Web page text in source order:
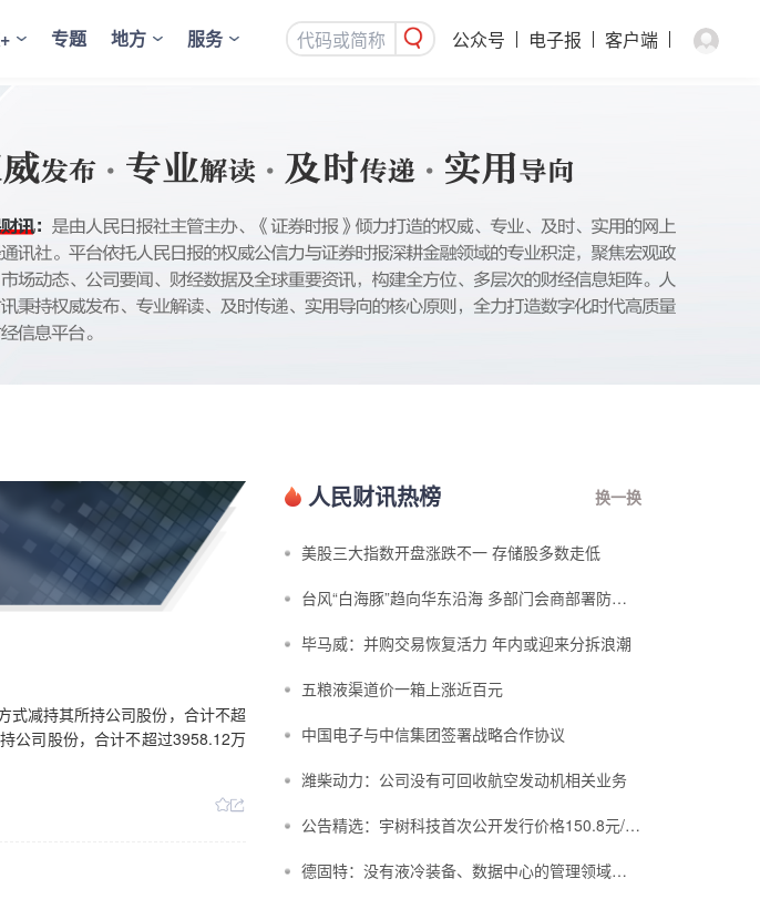
专题 地方 服务 公众号 电子报 客户端
式减持其所持公司股份，合计不超
公司股份，合计不超过3958.12万
人民财讯热榜 换一换
美股三大指数开盘涨跌不一 存储股多数走低
台风“白海豚”趋向华东沿海 多部门会商部署防汛防台风工作
毕马威：并购交易恢复活力 年内或迎来分拆浪潮
五粮液渠道价一箱上涨近百元
中国电子与中信集团签署战略合作协议
潍柴动力：公司没有可回收航空发动机相关业务
公告精选：宇树科技首次公开发行价格150.8元/股；中复神鹰拟定增募资不超3...
德固特：没有液冷装备、数据中心的管理领域布局或产业规划